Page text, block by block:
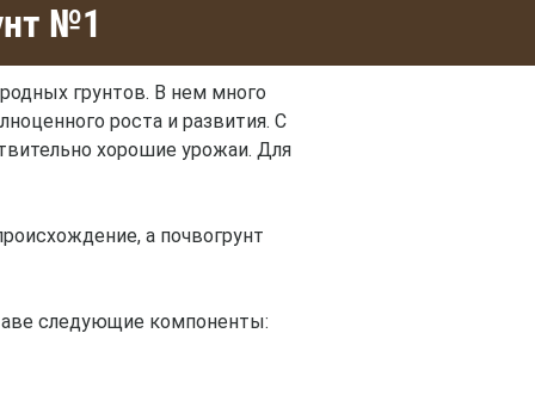
№1
грунтов. В нем много
роста и развития. С
хорошие урожаи. Для
а почвогрунт
следующие компоненты: